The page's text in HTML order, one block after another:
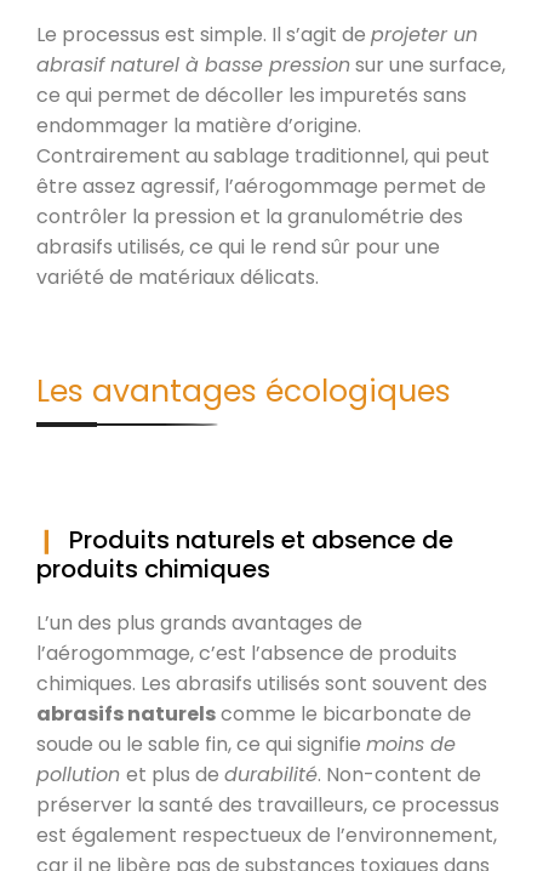
Le processus est simple. Il s’agit de projeter un
abrasif naturel à basse pressionsur une surface,
ce qui permet de décoller les impuretés sans
endommager la matière d’origine.
Contrairement au sablage traditionnel, qui peut
être assez agressif, l’aérogommage permet de
contrôler la pression et la granulométrie des
abrasifs utilisés, ce qui le rend sûr pour une
variété de matériaux délicats.
Les avantages écologiques
Produits naturels et absence de
produits chimiques
L’un des plus grands avantages de
l’aérogommage, c’est l’absence de produits
chimiques. Les abrasifs utilisés sont souvent des
abrasifs naturelscomme le bicarbonate de
soude ou le sable fin, ce qui signifie moins de
pollution et plus de durabilité. Non-content de
préserver la santé des travailleurs, ce processus
est également respectueux de l’environnement,
car il ne libère pas de substances toxiques dans